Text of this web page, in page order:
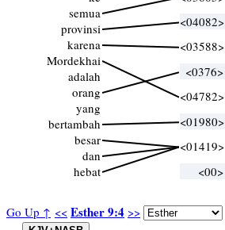
Go Up ↑ << Esther 9:4 >>
semua
provinsi
karena
Mordekhai
adalah
orang
yang
bertambah
besar
dan
hebat
<04082>
<03588>
<0376>
<04782>
<01980>
<01419>
<00>